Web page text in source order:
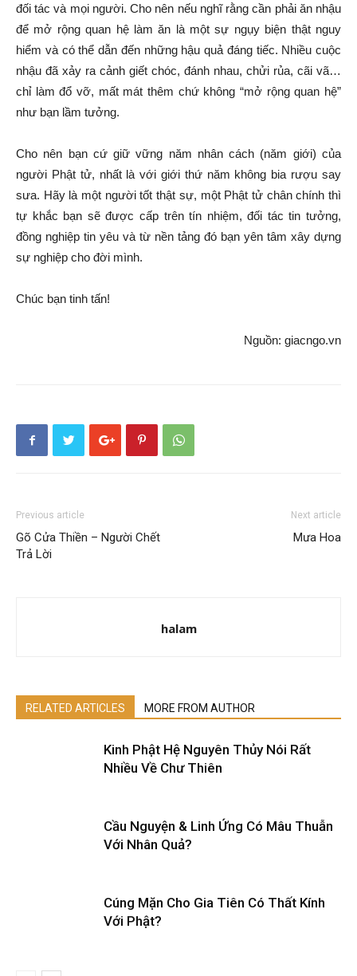
đối tác và mọi người. Cho nên nếu nghĩ rằng cần phải ăn nhậu
để mở rộng quan hệ làm ăn là một sự ngụy biện thật nguy
hiểm và có thể dẫn đến những hậu quả đáng tiếc. Nhiều cuộc
nhậu đã xảy ra cảnh giết chóc, đánh nhau, chửi rủa, cãi vã…
chỉ làm đổ vỡ, mất mát thêm chứ không “mở rộng quan hệ”
như bạn lầm tưởng.
Cho nên bạn cứ giữ vững năm nhân cách (năm giới) của
người Phật tử, nhất là với giới thứ năm không bia rượu say
sưa. Hãy là một người tốt thật sự, một Phật tử chân chính thì
tự khắc bạn sẽ được cấp trên tín nhiệm, đối tác tin tưởng,
đồng nghiệp tin yêu và từ nền tảng đó bạn yên tâm xây dựng
sự nghiệp cho đời mình.
Chúc bạn tinh tấn!
Nguồn: giacngo.vn
Previous article
Gõ Cửa Thiền – Người Chết
Trả Lời
Next article
Mưa Hoa
halam
RELATED ARTICLES MORE FROM AUTHOR
Kinh Phật Hệ Nguyên Thủy Nói Rất
Nhiều Về Chư Thiên
Cầu Nguyện & Linh Ứng Có Mâu Thuẫn
Với Nhân Quả?
Cúng Mặn Cho Gia Tiên Có Thất Kính
Với Phật?